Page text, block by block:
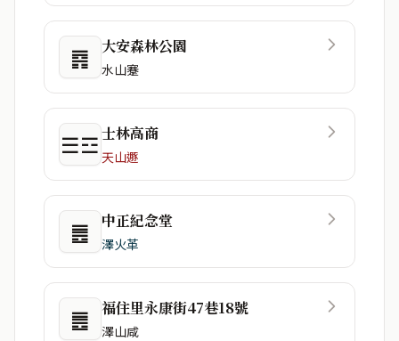
䷴ 大安森林公園
水山蹇
☰☲士林高商
天山遯
䷌ 中正紀念堂
澤火革
䷌ 福住里永康街47巷18號
澤山咸